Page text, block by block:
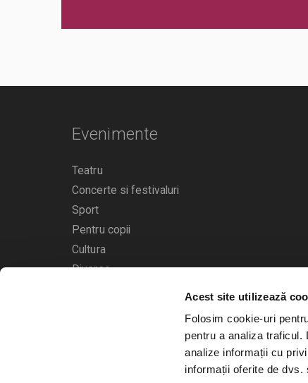
Acest site utilizează
Folosim cookie-uri
pentru a analiza traficul.
analize informații cu
informații oferite de
Evenimente
Teatru
Concerte si festivaluri
Sport
Pentru copii
Cultura
Diverse
Calendarul evenimentelor